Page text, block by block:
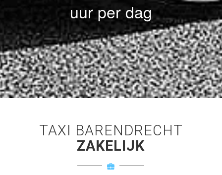
uur per dag
TAXI BARENDRECHT
ZAKELIJK